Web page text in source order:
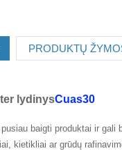
PRODUKTŲ
lydinysCuas30
baigti produktai ir
kietikliai ar grūdų